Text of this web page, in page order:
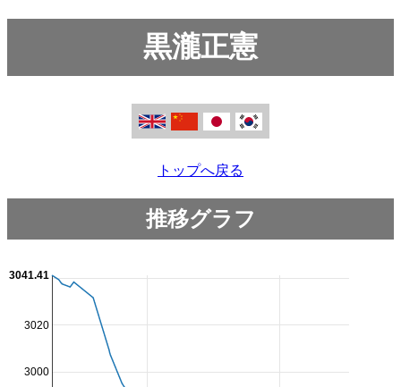
黒瀧正憲
トップへ戻る
推移グラフ
3000
3020
3041.41